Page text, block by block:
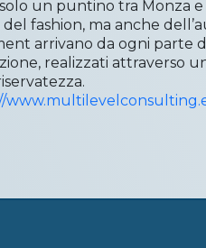
un puntino tra Monza
fashion, ma anche
arrivano da ogni parte
realizzati attraverso